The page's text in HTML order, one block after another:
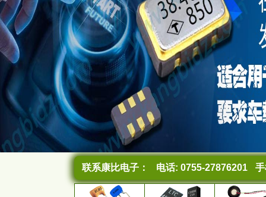
联系康比电子： 电话: 0755-27876201